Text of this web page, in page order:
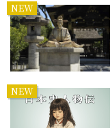
NEW
NEW